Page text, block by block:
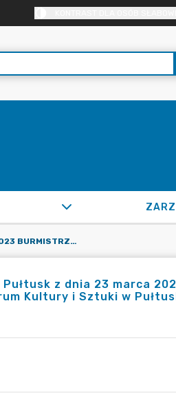
ZARZĄDZENIE NR 527/2023 BURMISTRZA MIASTA PUŁTUSK Z DNIA 23 MARCA 2023 R. W SPRAWIE PRZYJĘCIA SPRAWOZDANIA FINANSOWEGO MIEJSKIEGO CENTRUM KULTURY I SZTUKI W PUŁTUSKU ZA 2022 ROK
z dnia 23 marca
Kultury i Sztuki w